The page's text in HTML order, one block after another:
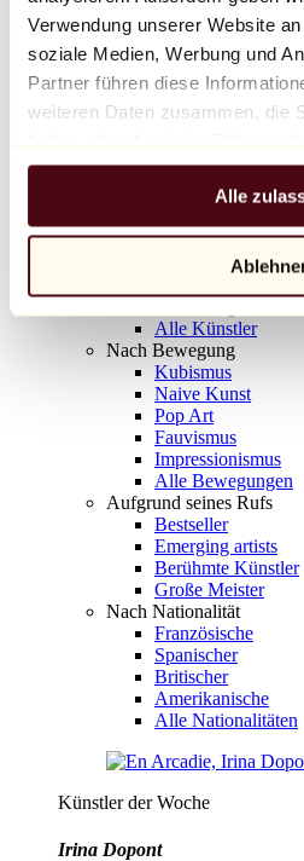
Verwendung unserer Website
soziale Medien, Werbung und
Partner führen diese
weiteren Daten zusammen, die
gesammelt haben.
Alle
Balloon Dog (Orange)
Jeff Koons
10.000 €
Entdecken
Alle Bildhauer
Alle Fotografen
Alle Künstler
Nach Bewegung
Kubismus
Naive Kunst
Pop Art
Fauvismus
Impressionismus
Alle Bewegungen
Aufgrund seines Rufs
Bestseller
Emerging artists
Berühmte Künstler
Große Meister
Nach Nationalität
Französische
Spanischer
Britischer
Amerikanische
Alle Nationalitäten
Künstler der Woche
Irina Dopont